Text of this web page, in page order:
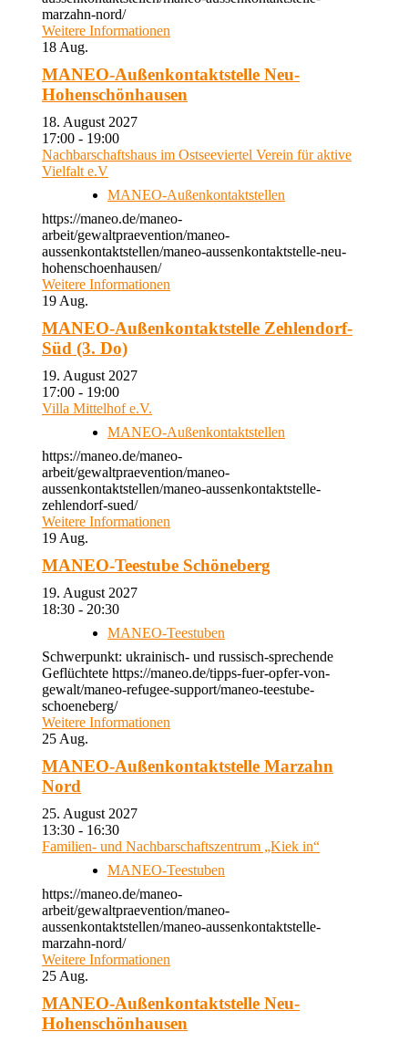
marzahn-nord/
Weitere Informationen
18 Aug.
MANEO-Außenkontaktstelle Neu-
Hohenschönhausen
18. August 2027
17:00 - 19:00
Nachbarschaftshaus im Ostseeviertel Verein für aktive
Vielfalt e.V
MANEO-Außenkontaktstellen
https://maneo.de/maneo-
arbeit/gewaltpraevention/maneo-
aussenkontaktstellen/maneo-aussenkontaktstelle-neu-
hohenschoenhausen/
Weitere Informationen
19 Aug.
MANEO-Außenkontaktstelle Zehlendorf-
Süd (3. Do)
19. August 2027
17:00 - 19:00
Villa Mittelhof e.V.
MANEO-Außenkontaktstellen
https://maneo.de/maneo-
arbeit/gewaltpraevention/maneo-
aussenkontaktstellen/maneo-aussenkontaktstelle-
zehlendorf-sued/
Weitere Informationen
19 Aug.
MANEO-Teestube Schöneberg
19. August 2027
18:30 - 20:30
MANEO-Teestuben
Schwerpunkt: ukrainisch- und russisch-sprechende
Geflüchtete https://maneo.de/tipps-fuer-opfer-von-
gewalt/maneo-refugee-support/maneo-teestube-
schoeneberg/
Weitere Informationen
25 Aug.
MANEO-Außenkontaktstelle Marzahn
Nord
25. August 2027
13:30 - 16:30
Familien- und Nachbarschaftszentrum „Kiek in“
MANEO-Teestuben
https://maneo.de/maneo-
arbeit/gewaltpraevention/maneo-
aussenkontaktstellen/maneo-aussenkontaktstelle-
marzahn-nord/
Weitere Informationen
25 Aug.
MANEO-Außenkontaktstelle Neu-
Hohenschönhausen